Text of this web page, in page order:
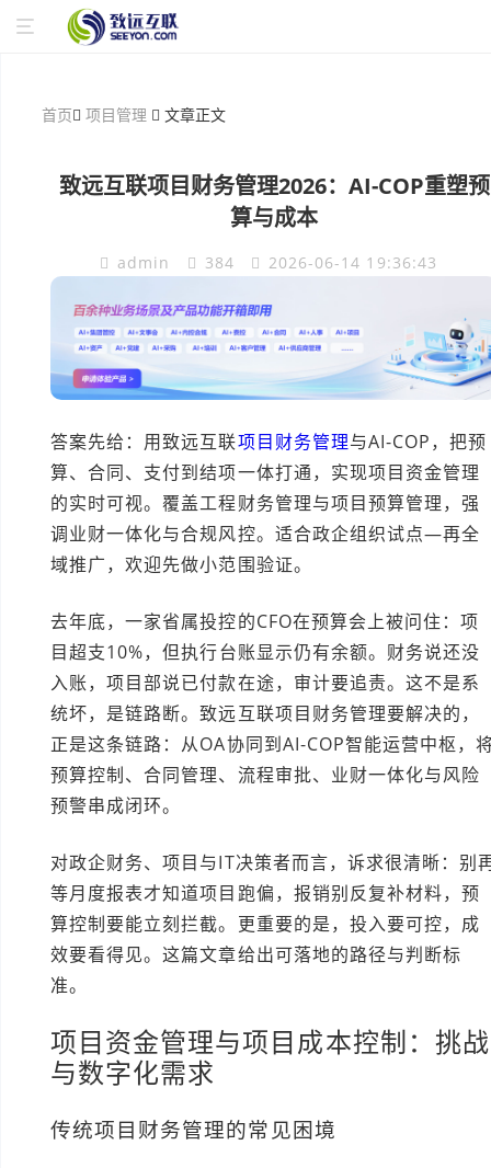
首页 项目管理 文章正文
致远互联项目财务管理2026：AI-COP重塑预
算与成本
admin 384 2026-06-14 19:36:43
答案先给：用致远互联项目财务管理与AI-COP，把预
算、合同、支付到结项一体打通，实现项目资金管理
的实时可视。覆盖工程财务管理与项目预算管理，强
调业财一体化与合规风控。适合政企组织试点—再全
域推广，欢迎先做小范围验证。
去年底，一家省属投控的CFO在预算会上被问住：项
目超支10%，但执行台账显示仍有余额。财务说还没
入账，项目部说已付款在途，审计要追责。这不是系
统坏，是链路断。致远互联项目财务管理要解决的，
正是这条链路：从OA协同到AI-COP智能运营中枢，
预算控制、合同管理、流程审批、业财一体化与风险
预警串成闭环。
对政企财务、项目与IT决策者而言，诉求很清晰：别
等月度报表才知道项目跑偏，报销别反复补材料，预
算控制要能立刻拦截。更重要的是，投入要可控，成
效要看得见。这篇文章给出可落地的路径与判断标
准。
项目资金管理与项目成本控制：挑战
与数字化需求
传统项目财务管理的常见困境